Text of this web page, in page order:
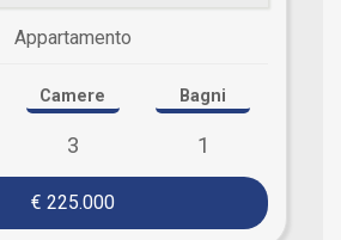
Appartamento
Camere
3
Bagni
1
€ 225.000